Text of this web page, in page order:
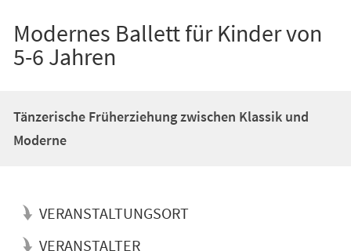
Modernes Ballett für Kinder von
5-6 Jahren
Tänzerische Früherziehung zwischen Klassik und
Moderne
VERANSTALTUNGSORT
VERANSTALTER